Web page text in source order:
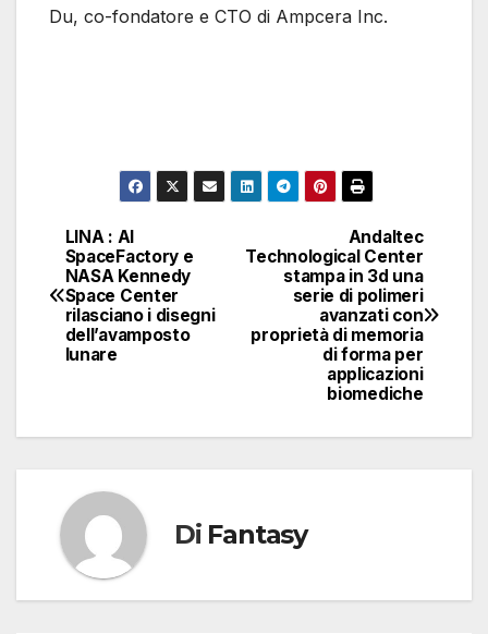
Du, co-fondatore e CTO di Ampcera Inc.
Navigazione
articoli
Andaltec
Technological Center
stampa in 3d una
serie di polimeri
avanzati con
proprietà di memoria
di forma per
applicazioni
biomediche
LINA : AI
SpaceFactory e
NASA Kennedy
Space Center
rilasciano i disegni
dell’avamposto
lunare
Di Fantasy